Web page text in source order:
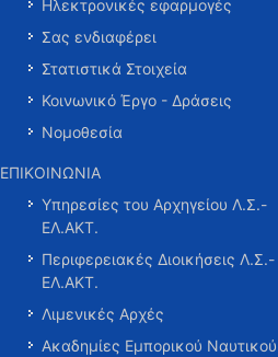
Ηλεκτρονικές εφαρμογές
Σας ενδιαφέρει
Στατιστικά Στοιχεία
Κοινωνικό Έργο - Δράσεις
Νομοθεσία
ΕΠΙΚΟΙΝΩΝΙΑ
Υπηρεσίες του Αρχηγείου Λ.Σ.-
ΕΛ.ΑΚΤ.
Περιφερειακές Διοικήσεις Λ.Σ.-
ΕΛ.ΑΚΤ.
Λιμενικές Αρχές
Ακαδημίες Εμπορικού Ναυτικού